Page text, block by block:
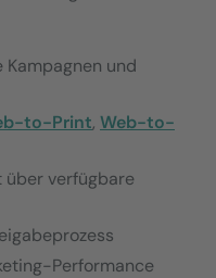
und
to-Print, Web-to-
verfügbare
Performance